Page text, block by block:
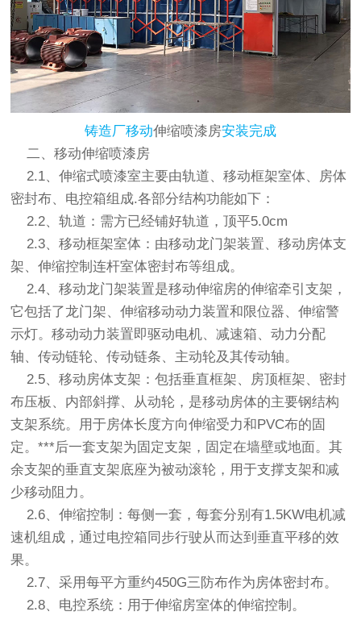
铸造厂移动伸缩喷漆房安装完成
二、移动伸缩喷漆房
2.1、伸缩式喷漆室主要由轨道、移动框架室体、房体
密封布、电控箱组成.各部分结构功能如下：
2.2、轨道：需方已经铺好轨道，顶平5.0cm
2.3、移动框架室体：由移动龙门架装置、移动房体支
架、伸缩控制连杆室体密封布等组成。
2.4、移动龙门架装置是移动伸缩房的伸缩牵引支架，
它包括了龙门架、伸缩移动动力装置和限位器、伸缩警
示灯。移动动力装置即驱动电机、减速箱、动力分配
轴、传动链轮、传动链条、主动轮及其传动轴。
2.5、移动房体支架：包括垂直框架、房顶框架、密封
布压板、内部斜撑、从动轮，是移动房体的主要钢结构
支架系统。用于房体长度方向伸缩受力和PVC布的固
定。***后一套支架为固定支架，固定在墙壁或地面。其
余支架的垂直支架底座为被动滚轮，用于支撑支架和减
少移动阻力。
2.6、伸缩控制：每侧一套，每套分别有1.5KW电机减
速机组成，通过电控箱同步行驶从而达到垂直平移的效
果。
2.7、采用每平方重约450G三防布作为房体密封布。
2.8、电控系统：用于伸缩房室体的伸缩控制。